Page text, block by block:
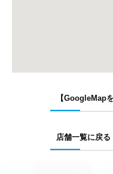
【GoogleMap
店舗一覧に戻る